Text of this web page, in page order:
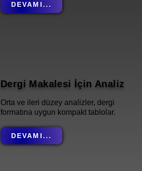
DEVAMI...
Dergi Makalesi İçin Analiz
Orta ve ileri düzey analizler, dergi
formatına uygun kompakt tablolar.
DEVAMI...